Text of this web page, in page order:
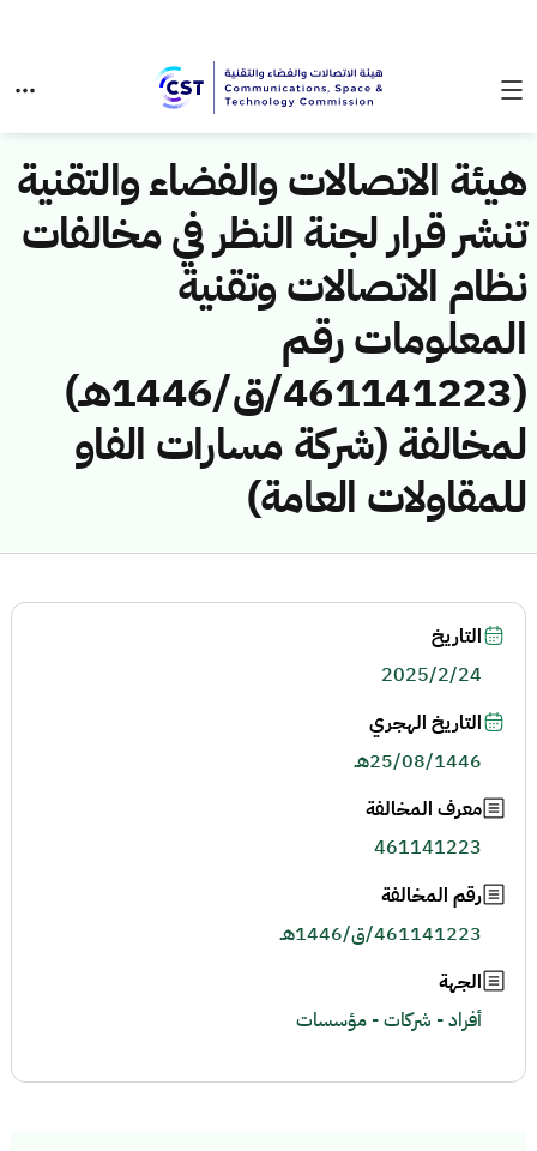
هيئة الاتصالات والفضاء والتقنية
تنشر قرار لجنة النظر في مخالفات
نظام الاتصالات وتقنية
المعلومات رقم
(461141223/ق/1446هـ)
لمخالفة (شركة مسارات الفاو
للمقاولات العامة)
التاريخ
2025/2/24
التاريخ الهجري
25/08/1446هـ
معرف المخالفة
461141223
رقم المخالفة
461141223/ق/1446هـ
الجهة
أفراد - شركات - مؤسسات